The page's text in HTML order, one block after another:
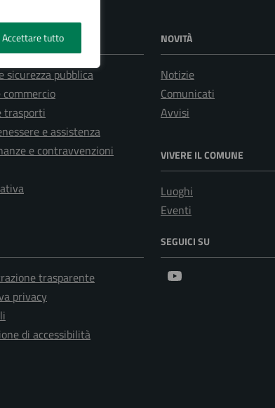
Accettare tutto
sicurezza pubblica
commercio
trasporti
e assistenza
e contravvenzioni
NOVITÀ
Notizie
Comunicati
Avvisi
VIVERE IL COMUNE
Luoghi
Eventi
trasparente
privacy
di accessibilità
SEGUICI SU